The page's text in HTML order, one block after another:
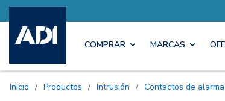
COMPRAR MARCAS
Inicio / Productos / Intrusión / Contactos de alarma